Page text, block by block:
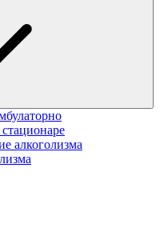
алкоголизма